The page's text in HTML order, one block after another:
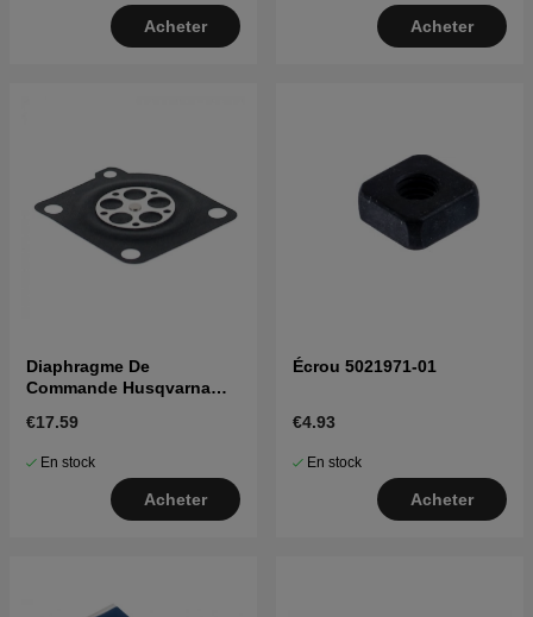
Acheter Acheter
Diaphragme De
Commande Husqvarna
€17.59
En stock
Acheter
Écrou 5021971-01
€4.93
En stock
Acheter